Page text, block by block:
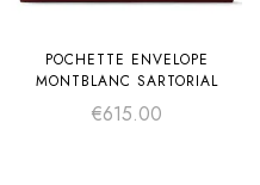
POCHETTE ENVELOPE
MONTBLANC SARTORIAL
€615.00